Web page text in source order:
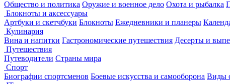
Общество и политика Оружие и военное дело Охота и рыбалка
Блокноты и аксессуары
Артбуки и скетчбуки Блокноты Ежедневники и планеры
Кулинария
Вина и напитки Гастрономические путешествия Десерты и
Путешествия
Путеводители Страны мира
Спорт
Биографии спортсменов Боевые искусства и самооборона Виды